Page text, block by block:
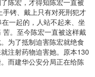
陈宏，才得知陈宏一直被
铐、戴上只有对死刑犯才
一起的，人站不起来、坐
。至今陈宏一直被这样戴
为了抵制迫害陈宏就绝食
注射药物迫害她。原本130
而建华公安分局正在给陈